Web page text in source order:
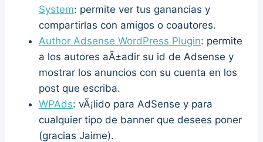
System: permite ver tus ganancias y
compartirlas con amigos o coautores.
Author Adsense WordPress Plugin: permite
a los autores aÃ±adir su id de Adsense y
mostrar los anuncios con su cuenta en los
post que escriba.
WPAds: vÃ¡lido para AdSense y para
cualquier tipo de banner que desees poner
(gracias Jaime).